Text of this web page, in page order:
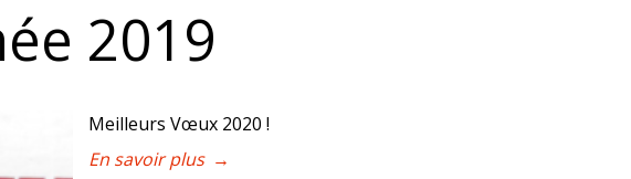
2019
Meilleurs Vœux 2020 !
En savoir plus →